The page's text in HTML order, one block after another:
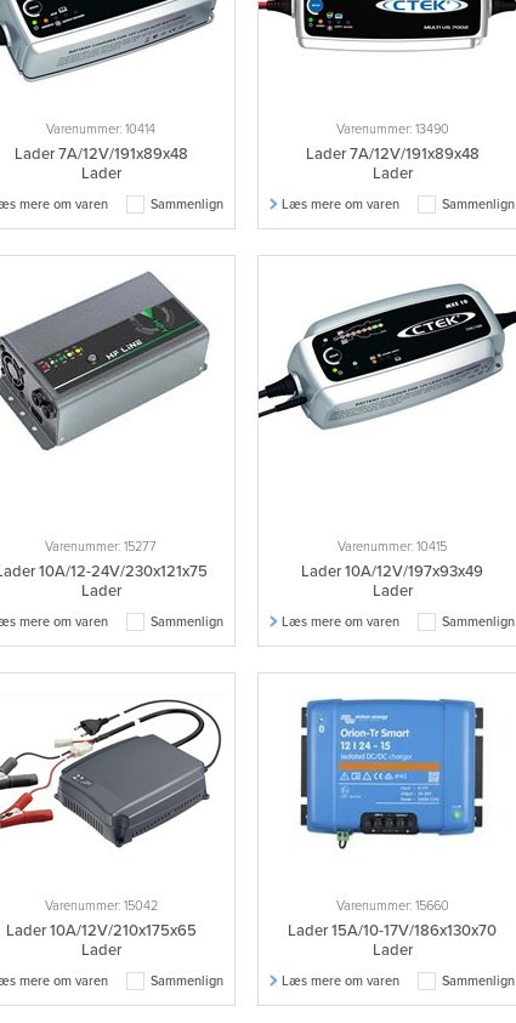
Varenummer: 10414
Lader 7A/12V/191x89x48
Lader
Sammenlign
mere om varen
Varenummer: 13490
Lader 7A/12V/191x89x48
Lader
Sammenlign
Læs mere om varen
Varenummer: 15277
10A/12-24V/230x121x75
Lader
Sammenlign
mere om varen
Varenummer: 10415
Lader 10A/12V/197x93x49
Lader
Sammenlign
Læs mere om varen
Varenummer: 15042
Lader 10A/12V/210x175x65
Lader
Sammenlign
mere om varen
Varenummer: 15660
Lader 15A/10-17V/186x130x70
Lader
Sammenlign
Læs mere om varen